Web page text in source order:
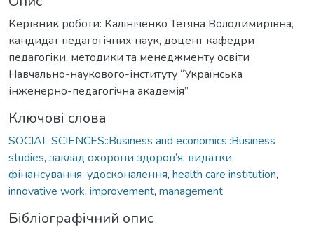
Керівник роботи: Калініченко Тетяна Володимирівна,
кандидат педагогічних наук, доцент кафедри
педагогіки, методики та менеджменту освіти
Навчально-наукового-інституту “Українська
інженерно-педагогічна академія”
Ключові слова
SOCIAL SCIENCES::Business and economics::Business
studies, заклад охорони здоров’я, видатки,
фінансування, удосконалення, health care institution,
innovative work, improvement, management
Бібліографічний опис